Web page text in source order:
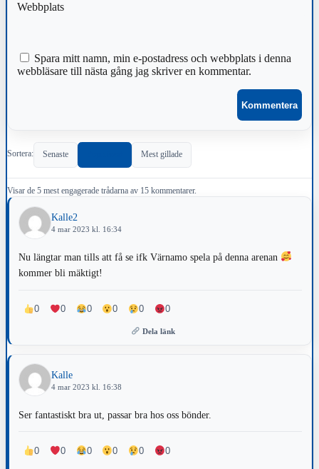
Webbplats
Spara mitt namn, min e-postadress och webbplats i denna
webbläsare till nästa gång jag skriver en kommentar.
Sortera: Senaste Mest gillade
Visar de 5 mest engagerade trådarna av 15 kommentarer.
Kalle2
4 mar 2023 kl. 16:34
Nu längtar man tills att få se ifk Värnamo spela på denna arenan
kommer bli mäktigt!
0 0 0 0 0 0
Dela länk
Kalle
4 mar 2023 kl. 16:38
Ser fantastiskt bra ut, passar bra hos oss bönder.
0 0 0 0 0 0